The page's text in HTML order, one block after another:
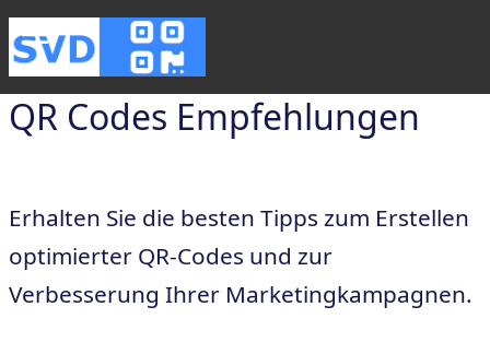
QR Codes Empfehlungen
Erhalten Sie die besten Tipps zum Erstellen
optimierter QR-Codes und zur
Verbesserung Ihrer Marketingkampagnen.